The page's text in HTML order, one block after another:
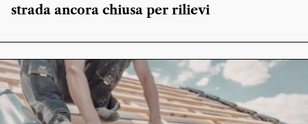
strada ancora chiusa per rilievi